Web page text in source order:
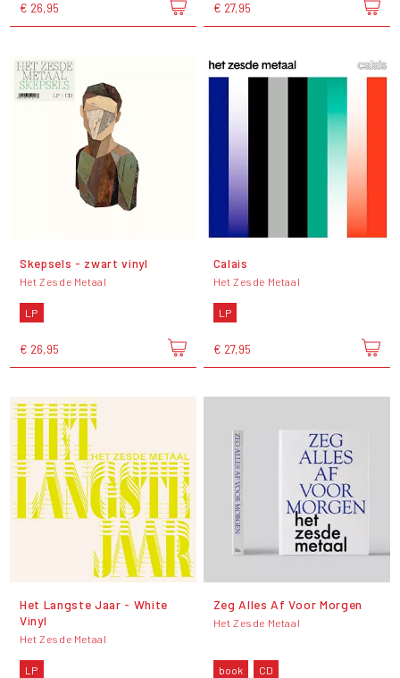
€ 26,95 € 27,95
Skepsels - zwart vinyl
Het Zesde Metaal
LP
€ 26,95
Calais
Het Zesde Metaal
LP
€ 27,95
Het Langste Jaar - White
Vinyl
Het Zesde Metaal
LP
Zeg Alles Af Voor Morgen
Het Zesde Metaal
book CD